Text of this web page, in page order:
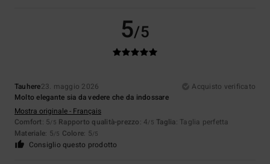
5/5
Tauhere23. maggio 2026
Acquisto verificato
Molto elegante sia da vedere che da indossare
Mostra originale - Français
Comfort: 5/5 Rapporto qualità-prezzo: 4/5 Taglia: Taglia perfetta
Materiale: 5/5 Colore: 5/5
Consiglio questo prodotto